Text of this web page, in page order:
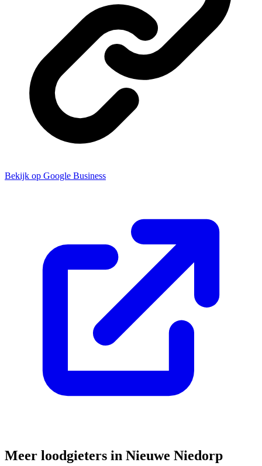
Bekijk op Google Business
Meer loodgieters in Nieuwe Niedorp